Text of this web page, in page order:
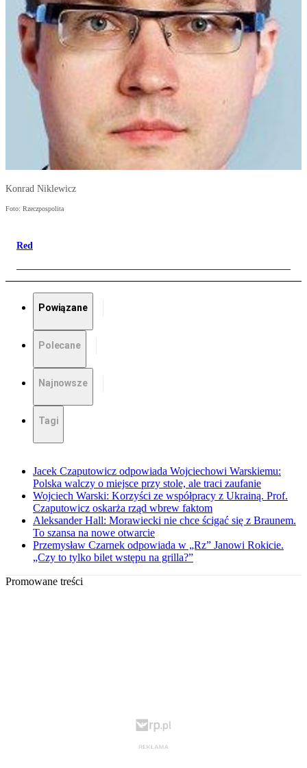
Konrad Niklewicz
Foto: Rzeczpospolita
Red
Powiązane
Polecane
Najnowsze
Tagi
Jacek Czaputowicz odpowiada Wojciechowi Warskiemu:
Polska walczy o miejsce przy stole, ale traci zaufanie
Wojciech Warski: Korzyści ze współpracy z Ukrainą. Prof.
Czaputowicz oskarża rząd wbrew faktom
Aleksander Hall: Morawiecki nie chce ścigać się z Braunem.
To szansa na nowe otwarcie
Przemysław Czarnek odpowiada w „Rz” Janowi Rokicie.
„Czy to tylko bilet wstępu na grilla?”
Promowane treści